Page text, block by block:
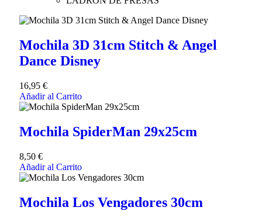
Mochila 3D 31cm Stitch & Angel
Dance Disney
16,95 €
Añadir al Carrito
Mochila SpiderMan 29x25cm
8,50 €
Añadir al Carrito
Mochila Los Vengadores 30cm